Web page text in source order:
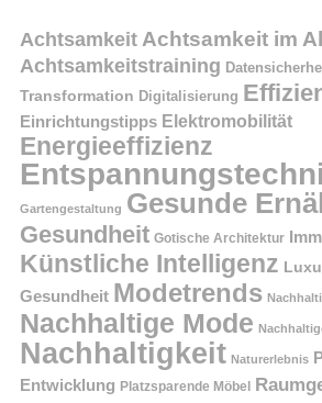
Achtsamkeit Achtsamkeit im
Achtsamkeitstraining
Transformation Digitalisierung
Einrichtungstipps Elektromobilität
Energieeffizienz
Gartengestaltung Gesunde
Gesundheit Gotische Architektur
Künstliche Intelligenz
Gesundheit Modetrends
Nachhaltige Mode
Nachhaltigkeit Naturerlebnis
Entwicklung Platzsparende Möbel